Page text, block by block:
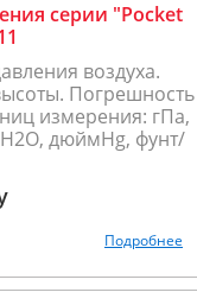
серии "Pocket
воздуха.
Погрешность
измерения: гПа,
дюймHg, фунт/
Подробнее